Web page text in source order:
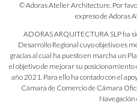
© Adoras Atelier Architecture. Por
expreso de Adoras
ADORAS ARQUITECTURA SLP ha
Desarrollo Regional cuyo objetivo es
gracias al cual ha puesto en marcha un
el objetivo de mejorar su
año 2021. Para ello ha contado con el
Cámara de Comercio de Cámara